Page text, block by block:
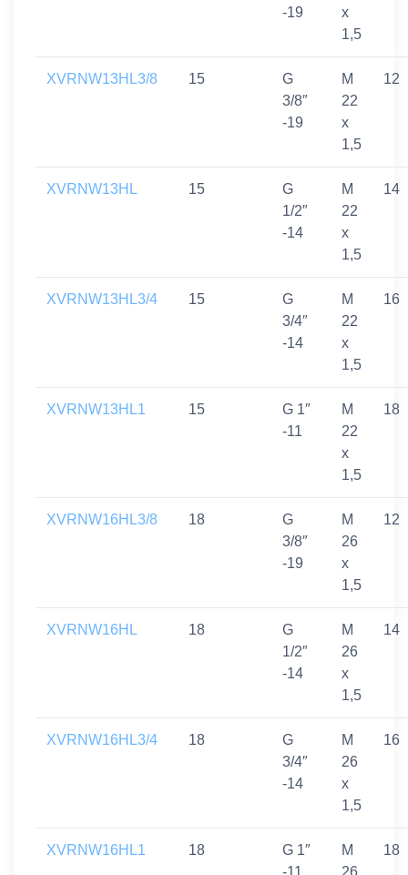
-19
x
1,5
XVRNW13HL3/8 15
G
3/8″
-19
M
22
x
1,5
12
XVRNW13HL 15
G
1/2″
-14
M
22
x
1,5
14
XVRNW13HL3/4 15
G
3/4″
-14
M
22
x
1,5
16
XVRNW13HL1 15
G 1″
-11
M
22
x
1,5
18
XVRNW16HL3/8 18
G
3/8″
-19
M
26
x
1,5
12
XVRNW16HL 18
G
1/2″
-14
M
26
x
1,5
14
XVRNW16HL3/4 18
G
3/4″
-14
M
26
x
1,5
16
XVRNW16HL1 18
G 1″
M
18